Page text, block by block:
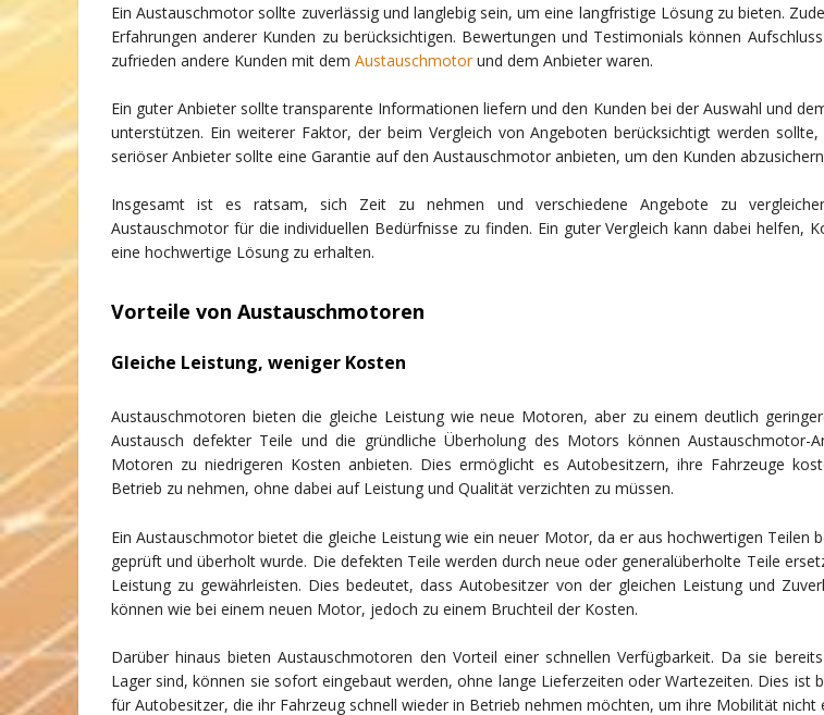
Ein Austauschmotor sollte zuverlässig und langlebig sein, um eine langfristige Lösung zu bieten.
Erfahrungen anderer Kunden zu berücksichtigen. Bewertungen und Testimonials können
zufrieden andere Kunden mit dem Austauschmotor und dem Anbieter waren.
Ein guter Anbieter sollte transparente Informationen liefern und den Kunden bei der Auswahl und
unterstützen. Ein weiterer Faktor, der beim Vergleich von Angeboten berücksichtigt werden sollte,
seriöser Anbieter sollte eine Garantie auf den Austauschmotor anbieten, um den Kunden
Insgesamt ist es ratsam, sich Zeit zu nehmen und verschiedene Angebote zu
Austauschmotor für die individuellen Bedürfnisse zu finden. Ein guter Vergleich kann dabei helfen,
eine hochwertige Lösung zu erhalten.
Vorteile von Austauschmotoren
Gleiche Leistung, weniger Kosten
Austauschmotoren bieten die gleiche Leistung wie neue Motoren, aber zu einem deutlich
Austausch defekter Teile und die gründliche Überholung des Motors können Austauschmotor-
Motoren zu niedrigeren Kosten anbieten. Dies ermöglicht es Autobesitzern, ihre Fahrzeuge
Betrieb zu nehmen, ohne dabei auf Leistung und Qualität verzichten zu müssen.
Ein Austauschmotor bietet die gleiche Leistung wie ein neuer Motor, da er aus hochwertigen Teilen
geprüft und überholt wurde. Die defekten Teile werden durch neue oder generalüberholte Teile
Leistung zu gewährleisten. Dies bedeutet, dass Autobesitzer von der gleichen Leistung und
können wie bei einem neuen Motor, jedoch zu einem Bruchteil der Kosten.
Darüber hinaus bieten Austauschmotoren den Vorteil einer schnellen Verfügbarkeit. Da sie
Lager sind, können sie sofort eingebaut werden, ohne lange Lieferzeiten oder Wartezeiten. Dies ist
für Autobesitzer, die ihr Fahrzeug schnell wieder in Betrieb nehmen möchten, um ihre Mobilität nicht